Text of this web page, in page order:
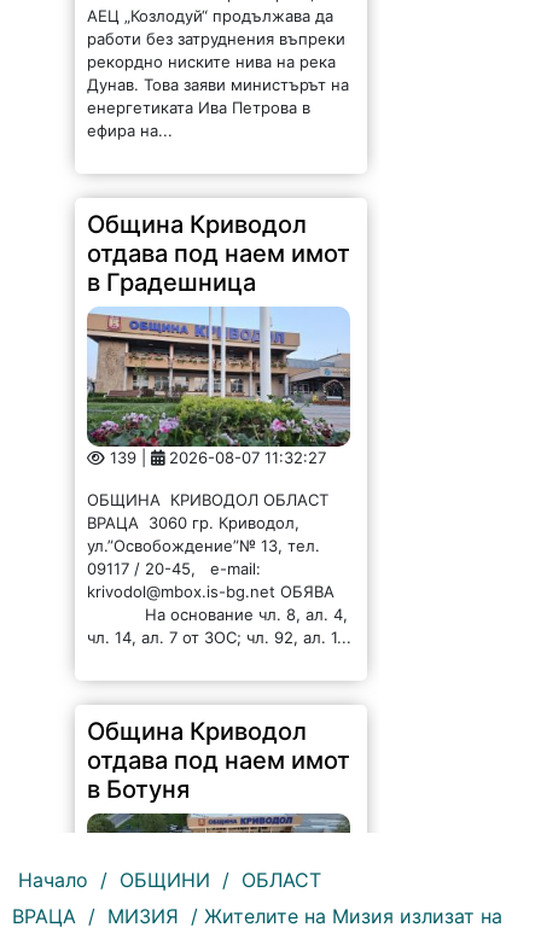
АЕЦ „Козлодуй“ продължава да
работи без затруднения въпреки
рекордно ниските нива на река
Дунав. Това заяви министърът на
енергетиката Ива Петрова в
ефира на...
Община Криводол
отдава под наем имот
в Градешница
139 | 2026-08-07 11:32:27
ОБЩИНА КРИВОДОЛ ОБЛАСТ
ВРАЦА 3060 гр. Криводол,
ул.”Освобождение”№ 13, тел.
09117 / 20-45, e-mail:
krivodol@mbox.is-bg.net ОБЯВА
На основание чл. 8, ал. 4,
чл. 14, ал. 7 от ЗОС; чл. 92, ал. 1...
Община Криводол
отдава под наем имот
в Ботуня
Начало / ОБЩИНИ / ОБЛАСТ
ВРАЦА / МИЗИЯ / Жителите на Мизия излизат на